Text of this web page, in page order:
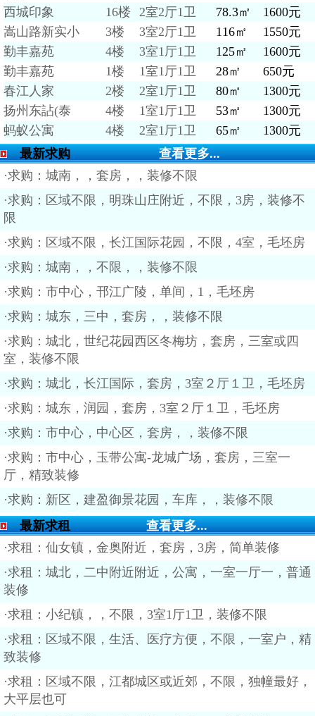
西城印象
16楼 2室2厅1卫 78.3㎡
1600元
嵩山路新实小
3楼 3室2厅1卫 116㎡
1550元
勤丰嘉苑
4楼 3室1厅1卫 125㎡
1600元
勤丰嘉苑
1楼 1室1厅1卫 28㎡
650元
春江人家
2楼 2室1厅1卫 80㎡
1300元
扬州东詀(泰
4楼 1室1厅1卫 53㎡
1300元
蚂蚁公寓
4楼 2室1厅1卫 65㎡
1300元
最新求购
查看更多...
·求购：城南，，套房，，装修不限
·求购：区域不限，明珠山庄附近，不限，3房，装修不
限
·求购：区域不限，长江国际花园，不限，4室，毛坯房
·求购：城南，，不限，，装修不限
·求购：市中心，邗江广陵，单间，1，毛坯房
·求购：城东，三中，套房，，装修不限
·求购：城北，世纪花园西区冬梅坊，套房，三室或四
室，装修不限
·求购：城北，长江国际，套房，3室２厅１卫，毛坯房
·求购：城东，润园，套房，3室２厅１卫，毛坯房
·求购：市中心，中心区，套房，，装修不限
·求购：市中心，玉带公寓-龙城广场，套房，三室一
厅，精致装修
·求购：新区，建盈御景花园，车库，，装修不限
最新求租
查看更多...
·求租：仙女镇，金奥附近，套房，3房，简单装修
·求租：城北，二中附近附近，公寓，一室一厅一，普通
装修
·求租：小纪镇，，不限，3室1厅1卫，装修不限
·求租：区域不限，生活、医疗方便，不限，一室户，精
致装修
·求租：区域不限，江都城区或近郊，不限，独幢最好，
大平层也可